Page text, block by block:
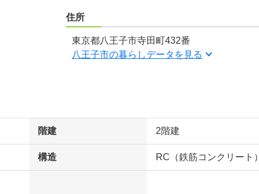
住所
東京都八王子市寺田町432番
八王子市の暮らしデータを見る
階建 2階建
構造 RC（鉄筋コンクリート）